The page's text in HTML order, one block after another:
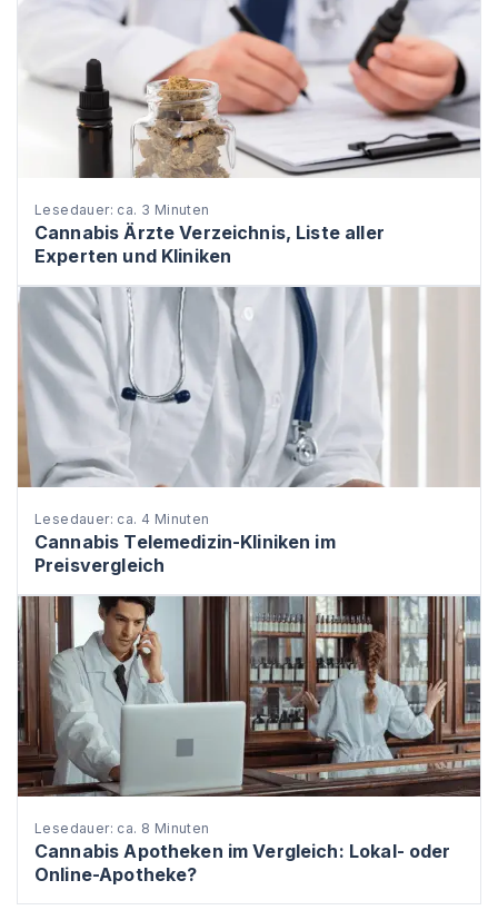
Lesedauer: ca. 3 Minuten
Cannabis Ärzte Verzeichnis, Liste aller
Experten und Kliniken
Lesedauer: ca. 4 Minuten
Cannabis Telemedizin-Kliniken im
Preisvergleich
Lesedauer: ca. 8 Minuten
Cannabis Apotheken im Vergleich: Lokal- oder
Online-Apotheke?